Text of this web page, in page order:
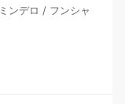
ミンデロ / フンシャ